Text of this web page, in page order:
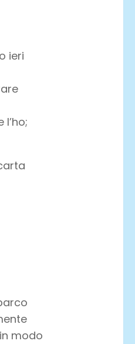
ieri
modo